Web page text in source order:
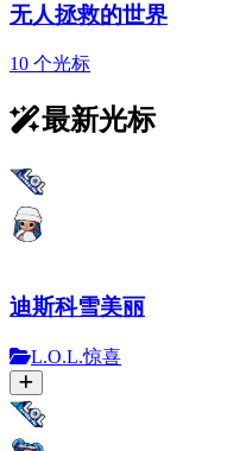
无人拯救的世界
10 个光标
最新光标
迪斯科雪美丽
L.O.L.惊喜